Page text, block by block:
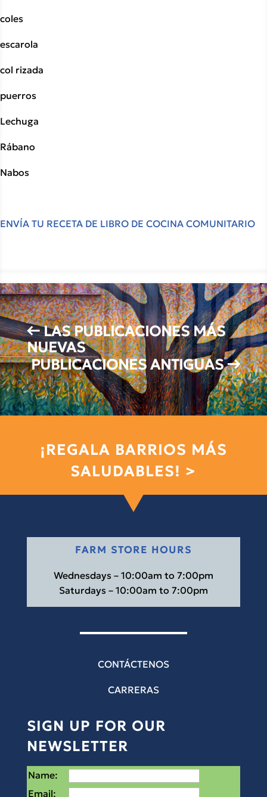
coles
escarola
col rizada
puerros
Lechuga
Rábano
Nabos
ENVÍA TU RECETA DE LIBRO DE COCINA COMUNITARIO
←LAS PUBLICACIONES MÁS
NUEVAS
PUBLICACIONES ANTIGUAS→
¡REGALA BARRIOS MÁS
SALUDABLES! >
FARM STORE HOURS
Wednesdays – 10:00am to 7:00pm
Saturdays – 10:00am to 7:00pm
CONTÁCTENOS
CARRERAS
SIGN UP FOR OUR
NEWSLETTER
Name:
Email: